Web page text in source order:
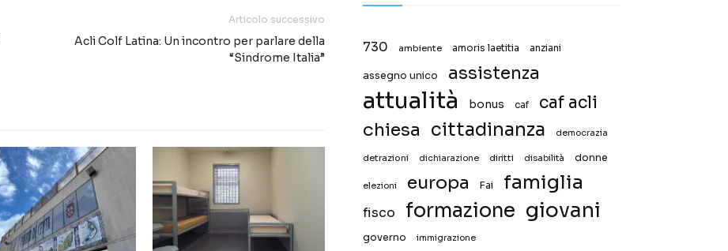
Articolo successivo
Acli Colf Latina: Un incontro per parlare della
“Sindrome Italia”
730 ambiente amoris laetitia anziani
assegno unico assistenza
attualità bonus caf caf acli
chiesa cittadinanza democrazia
detrazioni dichiarazione diritti disabilità donne
elezioni europa Fai famiglia
fisco formazione giovani
governo immigrazione